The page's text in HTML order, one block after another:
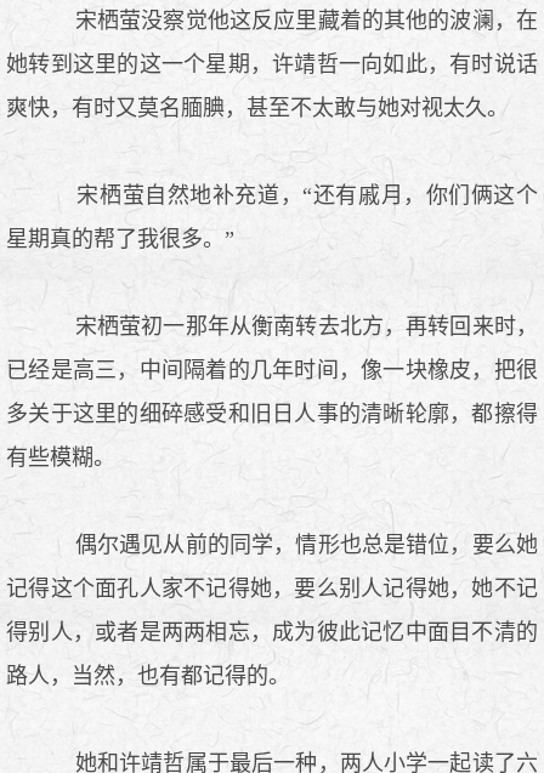
宋栖萤没察觉他这反应里藏着的其他的波澜，在
她转到这里的这一个星期，许靖哲一向如此，有时说话
爽快，有时又莫名腼腆，甚至不太敢与她对视太久。
宋栖萤自然地补充道，“还有戚月，你们俩这个
星期真的帮了我很多。”
宋栖萤初一那年从衡南转去北方，再转回来时，
已经是高三，中间隔着的几年时间，像一块橡皮，把很
多关于这里的细碎感受和旧日人事的清晰轮廓，都擦得
有些模糊。
偶尔遇见从前的同学，情形也总是错位，要么她
记得这个面孔人家不记得她，要么别人记得她，她不记
得别人，或者是两两相忘，成为彼此记忆中面目不清的
路人，当然，也有都记得的。
她和许靖哲属于最后一种，两人小学一起读了六